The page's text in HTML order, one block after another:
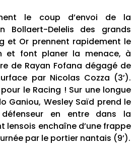
le coup d’envoi de la
Bollaert-Delelis des grands
et Or prennent rapidement le
et font planer la menace, à
de Rayan Fofana dégagé de
par Nicolas Cozza (3’).
le Racing ! Sur une longue
Ganiou, Wesley Saïd prend le
en entre dans la
lensois enchaîne d’une frappe
par le portier nantais (9’).